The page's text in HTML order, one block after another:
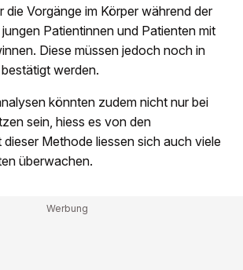
die Vorgänge im Körper während der
Patientinnen und Patienten mit
Diese müssen jedoch noch in
werden.
könnten zudem nicht nur bei
sein, hiess es von den
Methode liessen sich auch viele
überwachen.